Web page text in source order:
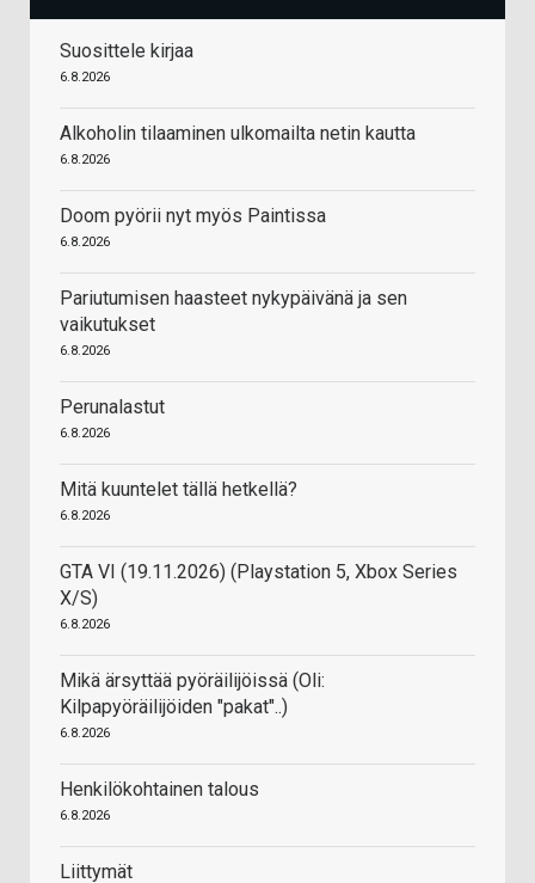
Suosittele kirjaa
6.8.2026
Alkoholin tilaaminen ulkomailta netin kautta
6.8.2026
Doom pyörii nyt myös Paintissa
6.8.2026
Pariutumisen haasteet nykypäivänä ja sen
vaikutukset
6.8.2026
Perunalastut
6.8.2026
Mitä kuuntelet tällä hetkellä?
6.8.2026
GTA VI (19.11.2026) (Playstation 5, Xbox Series
X/S)
6.8.2026
Mikä ärsyttää pyöräilijöissä (Oli:
Kilpapyöräilijöiden "pakat"..)
6.8.2026
Henkilökohtainen talous
6.8.2026
Liittymät